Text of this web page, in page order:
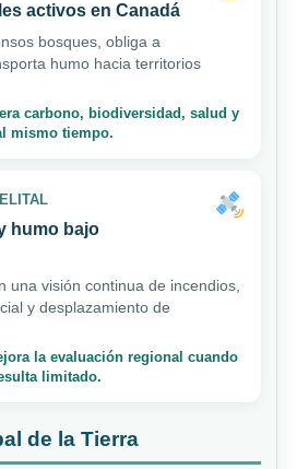
activos en Canadá
bosques, obliga a
humo hacia territorios
carbono, biodiversidad, salud y
mismo tiempo.
humo bajo
una visión continua de incendios,
y desplazamiento de
la evaluación regional cuando
limitado.
de la Tierra